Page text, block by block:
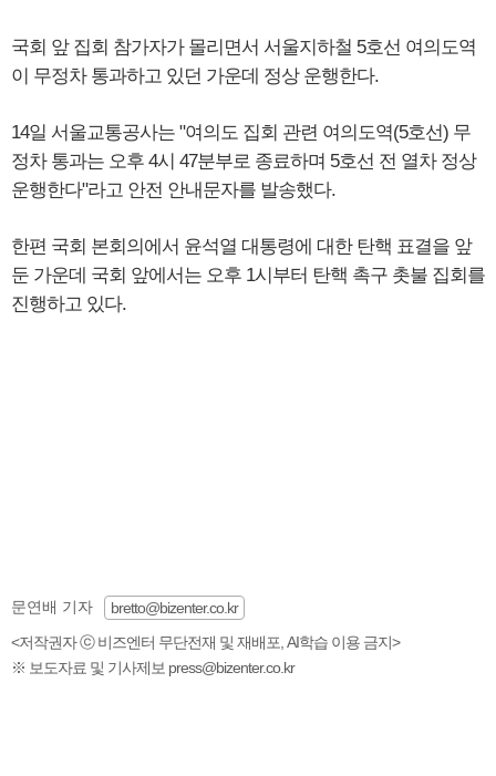
국회 앞 집회 참가자가 몰리면서 서울지하철 5호선 여의도역
이 무정차 통과하고 있던 가운데 정상 운행한다.
14일 서울교통공사는 "여의도 집회 관련 여의도역(5호선) 무
정차 통과는 오후 4시 47분부로 종료하며 5호선 전 열차 정상
운행한다"라고 안전 안내문자를 발송했다.
한편 국회 본회의에서 윤석열 대통령에 대한 탄핵 표결을 앞
둔 가운데 국회 앞에서는 오후 1시부터 탄핵 촉구 촛불 집회를
진행하고 있다.
문연배 기자
bretto@bizenter.co.kr
<저작권자 ⓒ 비즈엔터 무단전재 및 재배포, AI학습 이용 금지>
※ 보도자료 및 기사제보 press@bizenter.co.kr